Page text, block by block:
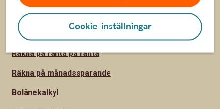
Cookie-inställningar
Sidfot
Räkna
Räkna på ränta på ränta
Räkna på månadssparande
Bolånekalkyl